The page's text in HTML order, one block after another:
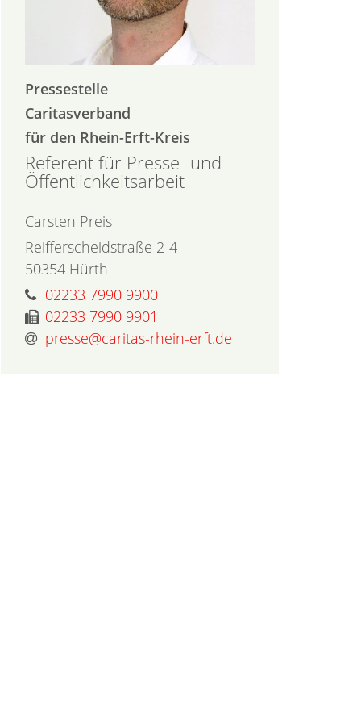
Pressestelle
Caritasverband
für den Rhein-Erft-Kreis
Referent für Presse- und
Öffentlichkeitsarbeit
Carsten Preis
Reifferscheidstraße 2-4
50354 Hürth
02233 7990 9900
02233 7990 9901
presse@caritas-rhein-erft.de